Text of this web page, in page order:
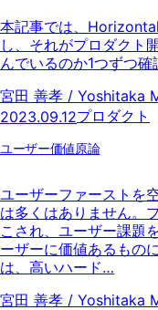
本記事では、
し、それがプロダクト
んでいるのか1つずつ確
宮田 善孝 / Yoshitaka
2023.09.12プロダクト
ユーザー価値原論
ユーザーファーストを
は多くはありません。
こされ、ユーザー課題
ーザーに価値あるもの
は、高いハード…
宮田 善孝 / Yoshitaka